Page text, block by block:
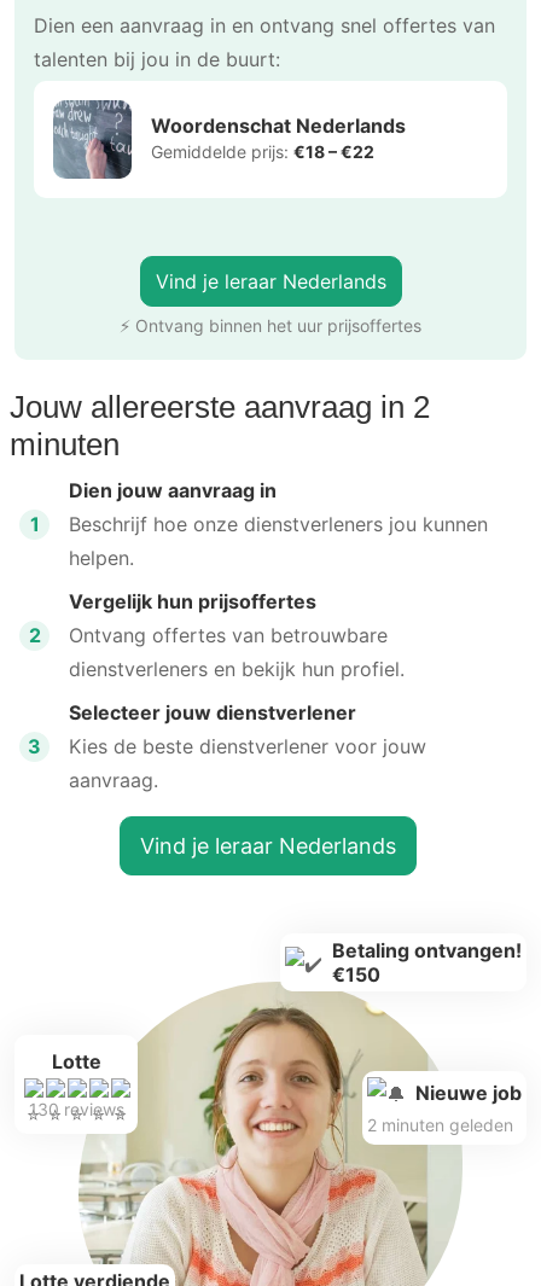
Dien een aanvraag in en ontvang snel offertes van
talenten bij jou in de buurt:
Woordenschat Nederlands
Gemiddelde prijs: €18 – €22
Vind je leraar Nederlands
⚡ Ontvang binnen het uur prijsoffertes
Jouw allereerste aanvraag in 2
minuten
1
Dien jouw aanvraag in
Beschrijf hoe onze dienstverleners jou kunnen
helpen.
2
Vergelijk hun prijsoffertes
Ontvang offertes van betrouwbare
dienstverleners en bekijk hun profiel.
3
Selecteer jouw dienstverlener
Kies de beste dienstverlener voor jouw
aanvraag.
Vind je leraar Nederlands
Lotte
130 reviews
Betaling ontvangen!
€150
Nieuwe job
2 minuten geleden